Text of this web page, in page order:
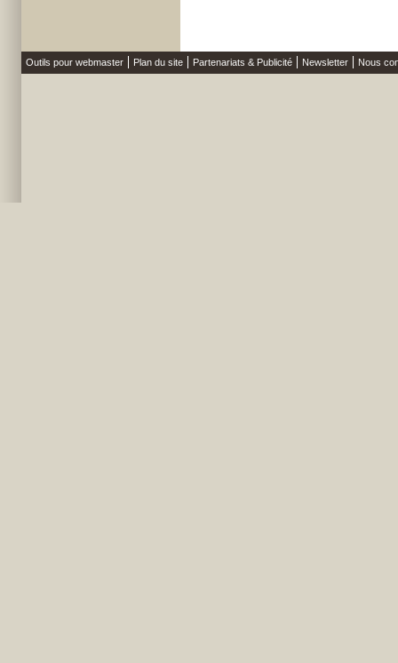
Outils pour webmaster Plan du site Partenariats & Publicité Newsletter Nous